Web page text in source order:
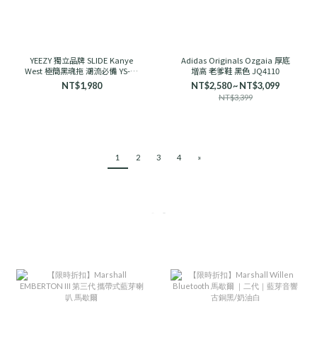
YEEZY 獨立品牌 SLIDE Kanye
West 極簡黑魂拖 潮流必備 YS-01
舒適
NT$1,980
Adidas Originals Ozgaia 厚底
增高 老爹鞋 黑色 JQ4110
NT$2,580 ~ NT$3,099
NT$3,399
1 2 3 4 »